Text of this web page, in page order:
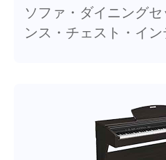
ソファ・ダイニング
ンス・チェスト・イ